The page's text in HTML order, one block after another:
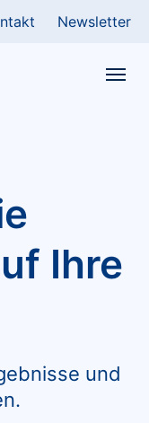
Newsletter
Ihre
und